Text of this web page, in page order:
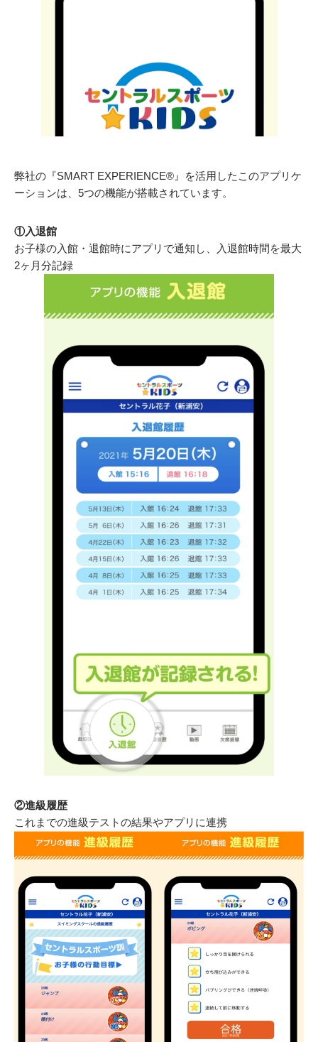
弊社の『SMART EXPERIENCE®』を活用したこのアプリケ
ーションは、5つの機能が搭載されています。
①入退館
お子様の入館・退館時にアプリで通知し、入退館時間を最大
2ヶ月分記録
②進級履歴
これまでの進級テストの結果やアプリに連携